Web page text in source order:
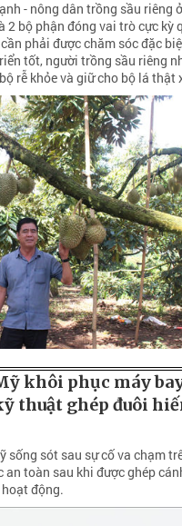
- nông dân trồng sầu riêng
2 bộ phận đóng vai trò cực kỳ
phải được chăm sóc đặc
tốt, người trồng sầu riêng
rễ khỏe và giữ cho bộ lá thật
khôi phục máy
thuật ghép đuôi
sống sót sau sự cố va chạm
an toàn sau khi được ghép
động.